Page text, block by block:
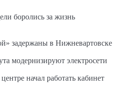
боролись за жизнь
задержаны в Нижневартовске
модернизируют электросети
начал работать кабинет